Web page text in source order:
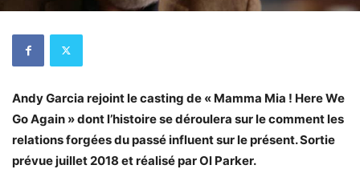
Andy Garcia rejoint le casting de « Mamma Mia ! Here We
Go Again » dont l’histoire se déroulera sur le comment les
relations forgées du passé influent sur le présent. Sortie
prévue juillet 2018 et réalisé par Ol Parker.